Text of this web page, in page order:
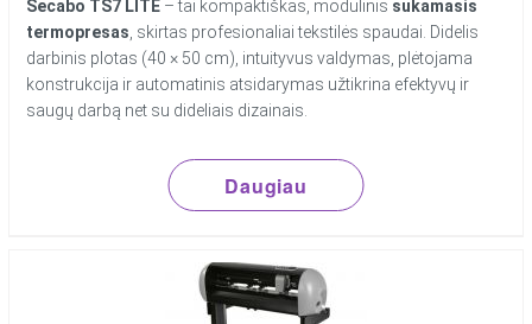
Secabo TS7 LITE – tai kompaktiškas, modulinis sukamasis
termopresas , skirtas profesionaliai tekstilės spaudai. Didelis
darbinis plotas (40 × 50 cm), intuityvus valdymas, plėtojama
konstrukcija ir automatinis atsidarymas užtikrina efektyvų ir
saugų darbą net su dideliais dizainais.
Daugiau